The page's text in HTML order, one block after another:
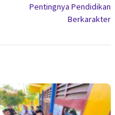
Pentingnya Pendidikan
Berkarakter